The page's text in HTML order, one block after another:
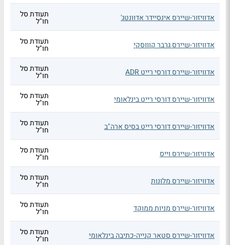
אדוויזור-שיירס אינסיידר אדוונטג' תעודת סל
חו"ל
אדוויזור-שיירס גרבר קוווסקי תעודת סל
חו"ל
אדוויזור-שיירס דורסי רייט ADR תעודת סל
חו"ל
אדוויזור-שיירס דורסי רייט בינלאומי תעודת סל
חו"ל
אדוויזור-שיירס דורסי רייט בסיס ארה"ב תעודת סל
חו"ל
אדוויזור-שיירס וייס תעודת סל
חו"ל
אדוויזור-שיירס מלונות תעודת סל
חו"ל
אדוויזור-שיירס מניות ממוקד תעודת סל
חו"ל
אדוויזור-שיירס סטאר קנייה-כתיבה בינלאומי תעודת סל
חו"ל